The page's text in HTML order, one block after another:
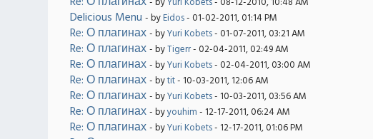
Delicious Menu - byEidos- 01-02-2011, 01:14 PM
Re: О плагинах - byYuri Kobets- 01-07-2011, 03:21 AM
Re: О плагинах - byTigerr- 02-04-2011, 02:49 AM
Re: О плагинах - byYuri Kobets- 02-04-2011, 03:00 AM
Re: О плагинах - bytit- 10-03-2011, 12:06 AM
Re: О плагинах - byYuri Kobets- 10-03-2011, 03:56 AM
Re: О плагинах - byyouhim- 12-17-2011, 06:24 AM
Re: О плагинах - byYuri Kobets- 12-17-2011, 01:06 PM